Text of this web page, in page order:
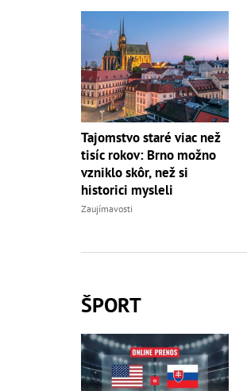
Tajomstvo staré viac než
tisíc rokov: Brno možno
vzniklo skôr, než si
historici mysleli
Zaujímavosti
ŠPORT